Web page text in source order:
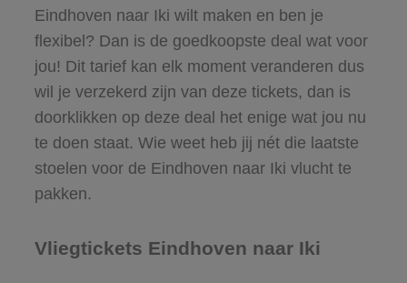
Eindhoven naar Iki wilt maken en ben je
flexibel? Dan is de goedkoopste deal wat voor
jou! Dit tarief kan elk moment veranderen dus
wil je verzekerd zijn van deze tickets, dan is
doorklikken op deze deal het enige wat jou nu
te doen staat. Wie weet heb jij nét die laatste
stoelen voor de Eindhoven naar Iki vlucht te
pakken.
Vliegtickets Eindhoven naar Iki